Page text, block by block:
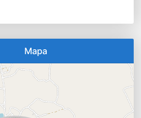
Mapa